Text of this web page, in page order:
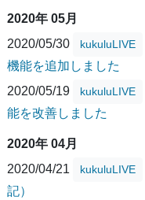
2020年 05月
2020/05/30
kukuluLIVE
機能を追加しました
2020/05/19
kukuluLIVE
能を改善しました
2020年 04月
2020/04/21
kukuluLIVE
記）